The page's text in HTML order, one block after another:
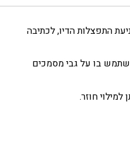
התפצלות הדיו, לכתיבה
בו על גבי מסמכים
חוזר.